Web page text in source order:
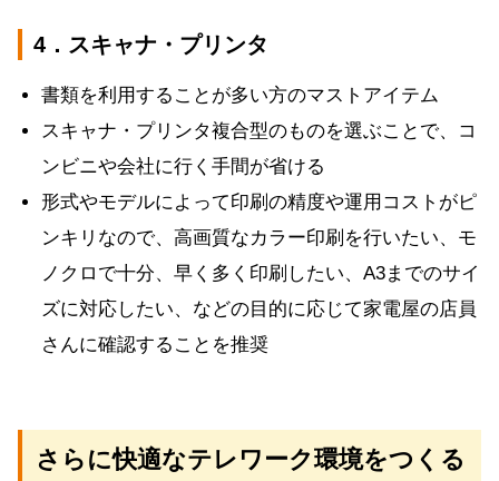
4．スキャナ・プリンタ
書類を利用することが多い方のマストアイテム
スキャナ・プリンタ複合型のものを選ぶことで、コ
ンビニや会社に行く手間が省ける
形式やモデルによって印刷の精度や運用コストがピ
ンキリなので、高画質なカラー印刷を行いたい、モ
ノクロで十分、早く多く印刷したい、A3までのサイ
ズに対応したい、などの目的に応じて家電屋の店員
さんに確認することを推奨
さらに快適なテレワーク環境をつくる